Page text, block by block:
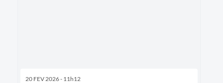
20 FEV 2026 - 11h12